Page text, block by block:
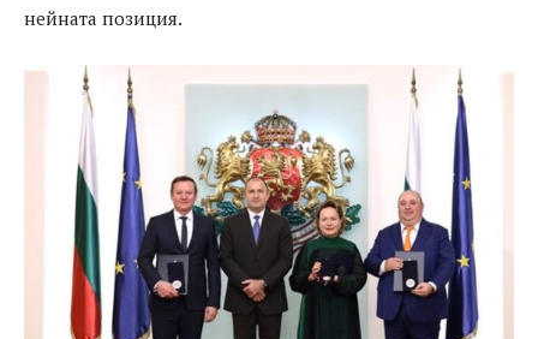
нейната позиция.